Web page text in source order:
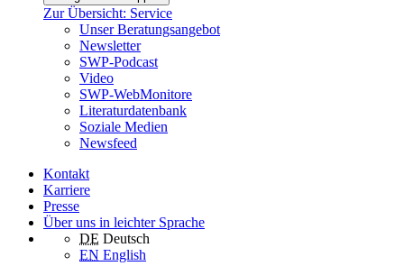
Zur Übersicht: Service
Unser Beratungsangebot
Newsletter
SWP-Podcast
Video
SWP-WebMonitore
Literaturdatenbank
Soziale Medien
Newsfeed
Kontakt
Karriere
Presse
Über uns in leichter Sprache
DE Deutsch
EN English